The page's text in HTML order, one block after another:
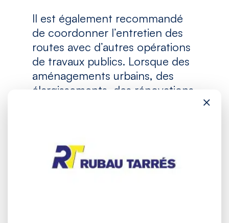
Il est également recommandé
de coordonner l’entretien des
routes avec d’autres opérations
de travaux publics. Lorsque des
aménagements urbains, des
élargissements, des rénovations
d’éviter les doublons, de réduire
les nuisances pour les usagers
×